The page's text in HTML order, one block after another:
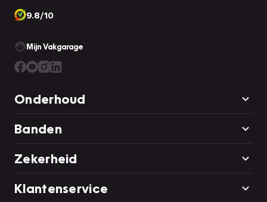
9.8/10
Mijn Vakgarage
Onderhoud
Banden
Zekerheid
Klantenservice